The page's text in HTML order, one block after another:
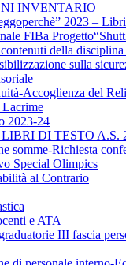
INVENTARIO
2023 –
FIBa
della
sulla
Accoglienza del
2023-24
DI TESTO A.S.
somme-Richiesta
Special Olimpics
al Contrario
e ATA
III fascia